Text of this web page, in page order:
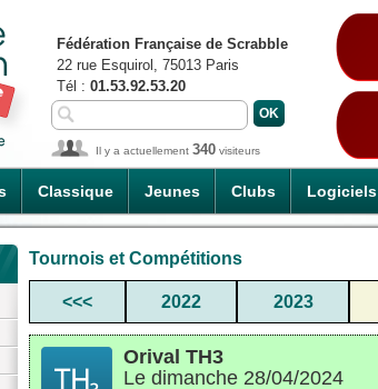
Classique Jeunes Clubs Logiciels
Fédération Française de Scrabble
22 rue Esquirol, 75013 Paris
Tél : 01.53.92.53.20
Il y a actuellement 340 visiteurs
Tournois et Compétitions
<<< 2022 2023
Orival TH3
Le dimanche 28/04/2024